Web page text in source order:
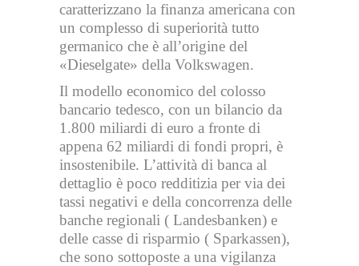
caratterizzano la finanza americana con
un complesso di superiorità tutto
germanico che è all’origine del
«Dieselgate» della Volkswagen.
Il modello economico del colosso
bancario tedesco, con un bilancio da
1.800 miliardi di euro a fronte di
appena 62 miliardi di fondi propri, è
insostenibile. L’attività di banca al
dettaglio è poco redditizia per via dei
tassi negativi e della concorrenza delle
banche regionali ( Landesbanken) e
delle casse di risparmio ( Sparkassen),
che sono sottoposte a una vigilanza